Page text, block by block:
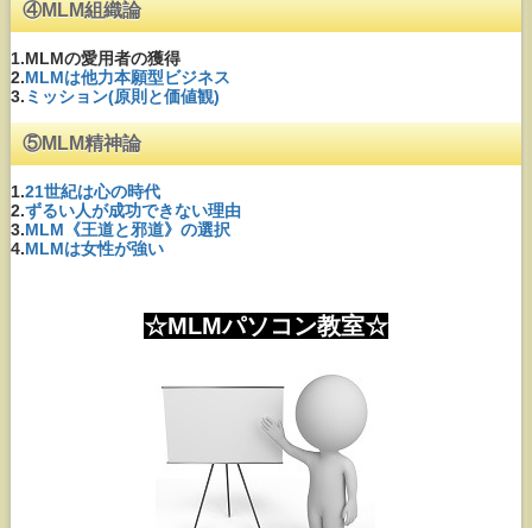
④MLM組織論
1.MLMの愛用者の獲得
2.MLMは他力本願型ビジネス
3. ミッション(原則と価値観)
⑤MLM精神論
1.21世紀は心の時代
2.ずるい人が成功できない理由
3.MLM《王道と邪道》の選択
4.MLMは女性が強い
☆MLMパソコン教室☆